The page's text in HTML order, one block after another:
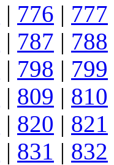
| 776 | 777
| 787 | 788
| 798 | 799
| 809 | 810
| 820 | 821
| 831 | 832